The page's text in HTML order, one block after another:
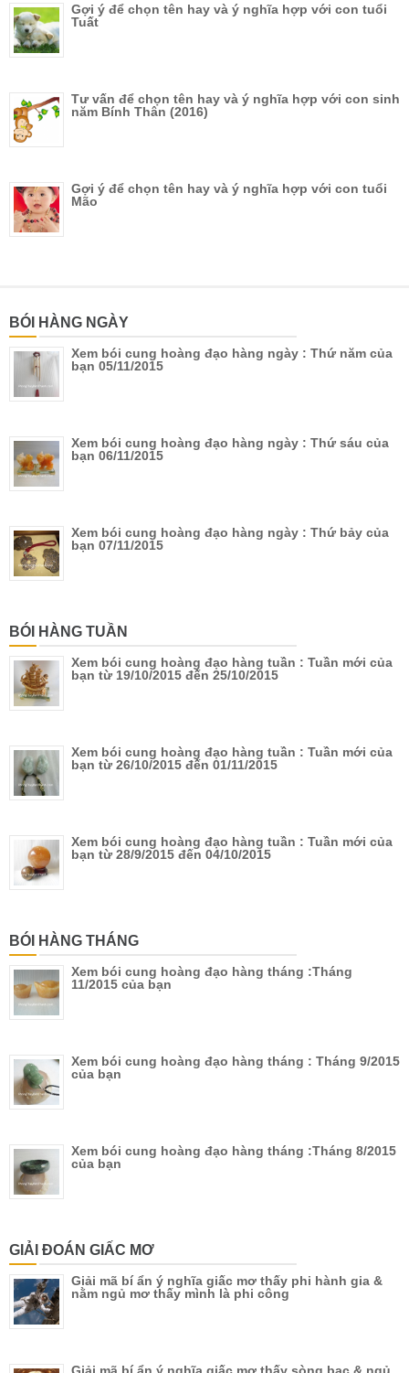
Gợi ý để chọn tên hay và ý nghĩa hợp với con tuổi
Tuất
Tư vấn để chọn tên hay và ý nghĩa hợp với con sinh
năm Bính Thân (2016)
Gợi ý để chọn tên hay và ý nghĩa hợp với con tuổi
Mão
BÓI HÀNG NGÀY
Xem bói cung hoàng đạo hàng ngày : Thứ năm của
bạn 05/11/2015
Xem bói cung hoàng đạo hàng ngày : Thứ sáu của
bạn 06/11/2015
Xem bói cung hoàng đạo hàng ngày : Thứ bảy của
bạn 07/11/2015
BÓI HÀNG TUẦN
Xem bói cung hoàng đạo hàng tuần : Tuần mới của
bạn từ 19/10/2015 đến 25/10/2015
Xem bói cung hoàng đạo hàng tuần : Tuần mới của
bạn từ 26/10/2015 đến 01/11/2015
Xem bói cung hoàng đạo hàng tuần : Tuần mới của
bạn từ 28/9/2015 đến 04/10/2015
BÓI HÀNG THÁNG
Xem bói cung hoàng đạo hàng tháng :Tháng
11/2015 của bạn
Xem bói cung hoàng đạo hàng tháng : Tháng 9/2015
của bạn
Xem bói cung hoàng đạo hàng tháng :Tháng 8/2015
của bạn
GIẢI ĐOÁN GIẤC MƠ
Giải mã bí ẩn ý nghĩa giấc mơ thấy phi hành gia &
nằm ngủ mơ thấy mình là phi công